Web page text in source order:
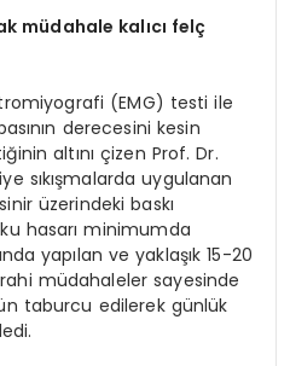
müdahale kalıcı felç
(EMG) testi ile
derecesini kesin
altını çizen Prof. Dr.
sıkışmalarda uygulanan
üzerindeki baskı
hasarı minimumda
yapılan ve yaklaşık 15-20
müdahaleler sayesinde
taburcu edilerek günlük